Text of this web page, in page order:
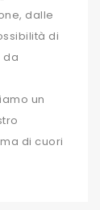
dalle
di
da
un
di cuori